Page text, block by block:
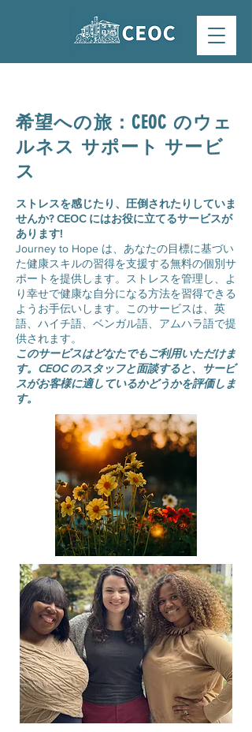
希望への旅：CEOC のウェ
ルネス サポート サービ
ス
ストレスを感じたり、圧倒されたりしていま
せんか? CEOC にはお役に立てるサービスが
あります!
Journey to Hope は、あなたの目標に基づい
た健康スキルの習得を支援する無料の個別サ
ポートを提供します。ストレスを管理し、よ
り幸せで健康な自分になる方法を習得できる
ようお手伝いします。このサービスは、英
語、ハイチ語、ベンガル語、アムハラ語で提
供されます。
このサービスはどなたでもご利用いただけま
す。CEOC のスタッフと面談すると、サービ
スがお客様に適しているかどうかを評価しま
す。